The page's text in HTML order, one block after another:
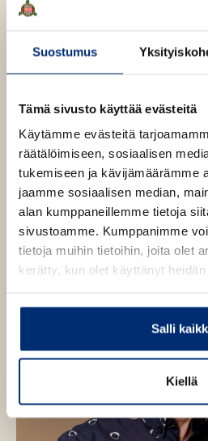
Suostumus
Tämä sivusto käyttää evästeitä
Käytämme evästeitä
räätälöimiseen, sosiaalisen
tukemiseen ja kävijämäärämme
jaamme sosiaalisen median,
alan kumppaneillemme tietoja
sivustoamme. Kumppanimme
tietoja muihin tietoihin, joita olet
kerätty, kun olet käyttänyt heidän
Salli
Kiellä
u
t
e
n
v
ä
l
i
l
e
h
t
e
u
e
n
v
ä
l
i
l
e
h
n
e
a
u
t
e
e
n
v
ä
l
i
l
h
e
kosmologi.Wilson on hänen
K
a
r
E
n
q
v
i
s